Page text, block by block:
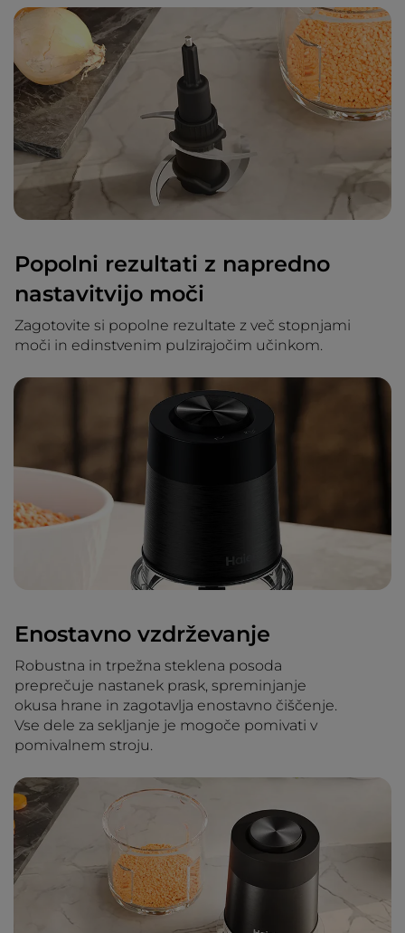
Popolni rezultati z napredno
nastavitvijo moči
Zagotovite si popolne rezultate z več stopnjami
moči in edinstvenim pulzirajočim učinkom.
Enostavno vzdrževanje
Robustna in trpežna steklena posoda
preprečuje nastanek prask, spreminjanje
okusa hrane in zagotavlja enostavno čiščenje.
Vse dele za sekljanje je mogoče pomivati v
pomivalnem stroju.